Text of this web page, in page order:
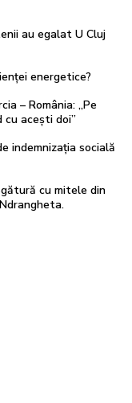
au egalat U Cluj
energetice?
– România: „Pe
cu acești doi”
indemnizația socială
cu mitele din